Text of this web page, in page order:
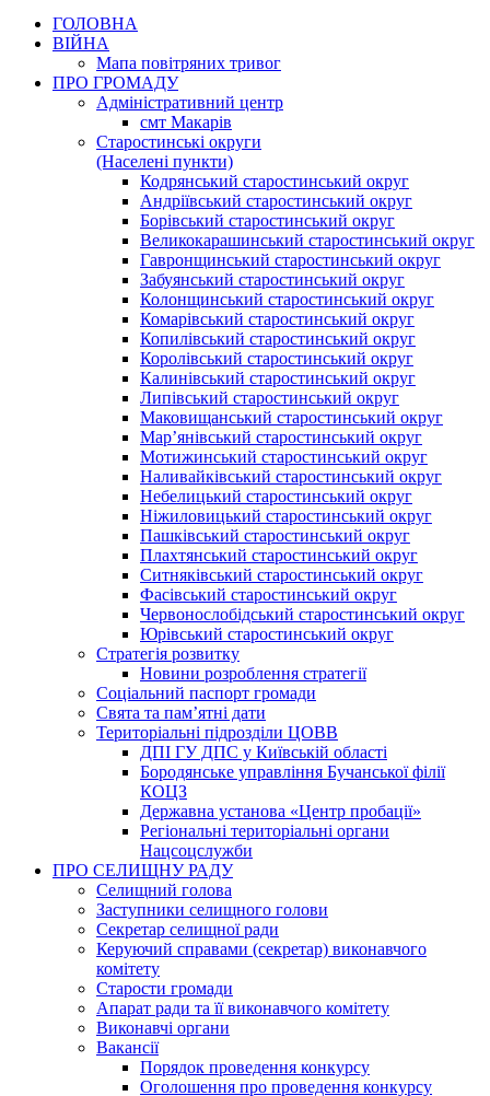
ГОЛОВНА
ВІЙНА
Мапа повітряних тривог
ПРО ГРОМАДУ
Aдміністративний центр
смт Макарів
Старостинські округи
(Населені пункти)
Кодрянський старостинський округ
Андріївський старостинський округ
Борівський старостинський округ
Великокарашинський старостинський округ
Гавронщинський старостинський округ
Забуянський старостинський округ
Колонщинський старостинський округ
Комарівський старостинський округ
Копилівський старостинський округ
Королівський старостинський округ
Калинівський старостинський округ
Липівський старостинський округ
Маковищанський старостинський округ
Мар’янівський старостинський округ
Мотижинський старостинський округ
Наливайківський старостинський округ
Небелицький старостинський округ
Ніжиловицький старостинський округ
Пашківський старостинський округ
Плахтянський старостинський округ
Ситняківський старостинський округ
Фасівський старостинський округ
Червонослобідський старостинський округ
Юрівський старостинський округ
Стратегія розвитку
Новини розроблення стратегії
Соціальний паспорт громади
Свята та пам’ятні дати
Територіальні підрозділи ЦОВВ
ДПІ ГУ ДПС у Київській області
Бородянське управління Бучанської філії
КОЦЗ
Державна установа «Центр пробації»
Регіональні територіальні органи
Нацсоцслужби
ПРО СЕЛИЩНУ РАДУ
Селищний голова
Заступники селищного голови
Секретар селищної ради
Керуючий справами (секретар) виконавчого
комітету
Старости громади
Апарат ради та її виконавчого комітету
Виконавчі органи
Вакансії
Порядок проведення конкурсу
Оголошення про проведення конкурсу